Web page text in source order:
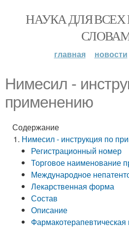
НАУКА ДЛЯ
главная новости
Нимесил -
применению
Содержание
Нимесил - инструкция по
Регистрационный номер
Торговое наименование
Международное
Лекарственная форма
Состав
Описание
Фармакотерапевтическая